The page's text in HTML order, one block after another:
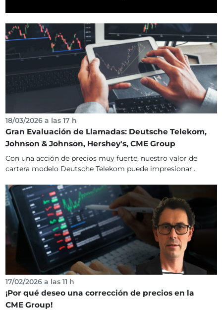
18/03/2026 a las 17 h
Gran Evaluación de Llamadas: Deutsche Telekom,
Johnson & Johnson, Hershey's, CME Group
Con una acción de precios muy fuerte, nuestro valor de
cartera modelo Deutsche Telekom puede impresionar...
17/02/2026 a las 11 h
¡Por qué deseo una corrección de precios en la
CME Group!